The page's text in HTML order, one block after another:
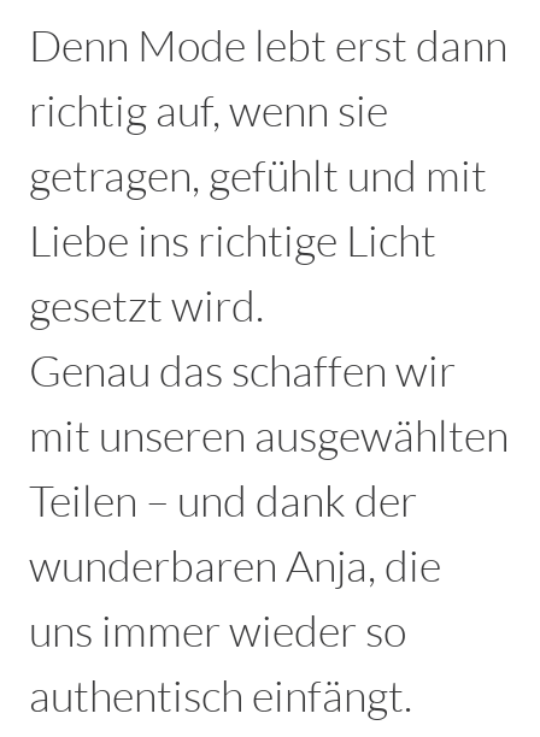
Denn Mode lebt erst dann
richtig auf, wenn sie
getragen, gefühlt und mit
Liebe ins richtige Licht
gesetzt wird.
Genau das schaffen wir
mit unseren ausgewählten
Teilen – und dank der
wunderbaren Anja, die
uns immer wieder so
authentisch einfängt.